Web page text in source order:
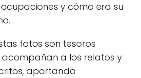
y cómo era su
fotos son tesoros
a los relatos y
aportando